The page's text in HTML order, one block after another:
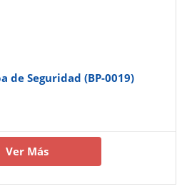
de Seguridad (BP-0019)
Ver Más